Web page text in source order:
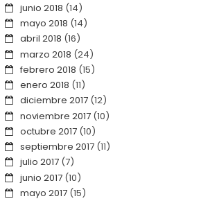
junio 2018 (14)
mayo 2018 (14)
abril 2018 (16)
marzo 2018 (24)
febrero 2018 (15)
enero 2018 (11)
diciembre 2017(12)
noviembre 2017(10)
octubre 2017(10)
septiembre 2017(11)
julio 2017(7)
junio 2017(10)
mayo 2017(15)